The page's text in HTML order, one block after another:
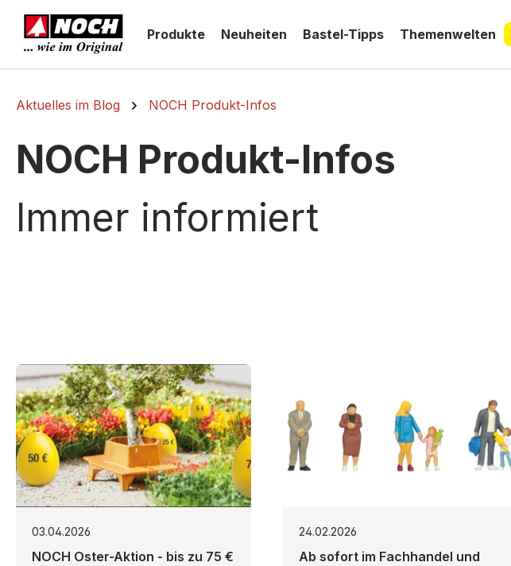
Zur Hauptnavigation springen
Produkte
Neuheiten Bastel-Tipps Themenwelten
Aktuelles im Blog NOCH Produkt-Infos
NOCH Produkt-Infos
Immer informiert
03.04.2026
NOCH Oster-Aktion - bis zu 75 €
24.02.2026
Ab sofort im Fachhandel und